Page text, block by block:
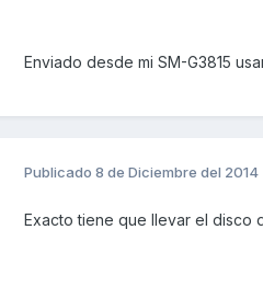
Enviado desde mi SM-G3815
Publicado 8 de Diciembre del 2014
Exacto tiene que llevar el disco